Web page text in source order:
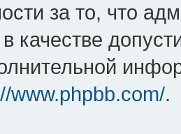
за то, что
качестве
www.phpbb.com/.